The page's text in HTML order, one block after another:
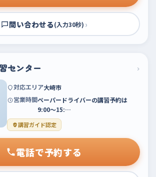
問い合わせる(入力30秒) ›
センター ›
対応エリア大崎市
営業時間ペーパードライバーの講習予約は
9:00〜15:…
講習ガイド認定
電話で予約する